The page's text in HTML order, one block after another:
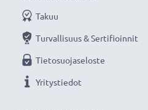
Takuu
Turvallisuus & Sertifioinnit
Tietosuojaseloste
Yritystiedot